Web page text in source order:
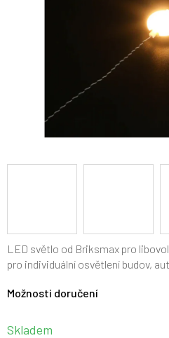
Skladem
Možnosti doručení
LED světlo od Briksmax pro
pro individuální osvětlení budov,